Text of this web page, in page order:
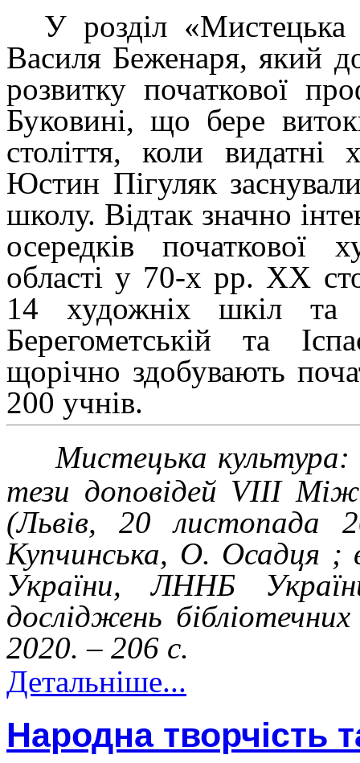
У розділ «Мистецька
Василя Беженаря, який
розвитку початкової
Буковині, що бере
століття, коли
Юстин Пігуляк
школу. Відтак значно
осередків початкової
області у 70-х рр. ХХ
14 художніх шкіл та
Берегометській та
щорічно здобувають
200 учнів.
Мистецька культура:
тези доповідей VІІІ
(Львів, 20
Купчинська, О. Осадця
України, ЛННБ
досліджень
2020. – 206 с.
Детальніше...
Народна творчість